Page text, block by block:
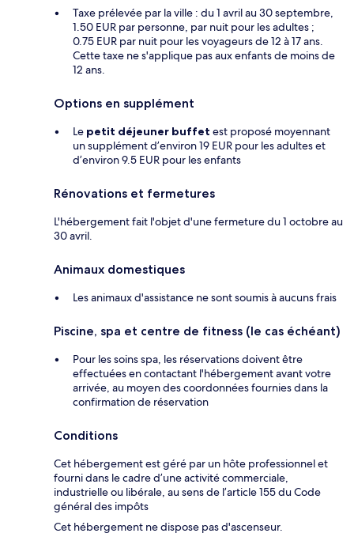
Taxe prélevée par la ville : du 1 avril au 30 septembre,
1.50 EUR par personne, par nuit pour les adultes ;
0.75 EUR par nuit pour les voyageurs de 12 à 17 ans.
Cette taxe ne s'applique pas aux enfants de moins de
12 ans.
Options en supplément
Le petit déjeuner buffet est proposé moyennant
un supplément d’environ 19 EUR pour les adultes et
d’environ 9.5 EUR pour les enfants
Rénovations et fermetures
L'hébergement fait l'objet d'une fermeture du 1 octobre au
30 avril.
Animaux domestiques
Les animaux d'assistance ne sont soumis à aucuns frais
Piscine, spa et centre de fitness (le cas échéant)
Pour les soins spa, les réservations doivent être
effectuées en contactant l'hébergement avant votre
arrivée, au moyen des coordonnées fournies dans la
confirmation de réservation
Conditions
Cet hébergement est géré par un hôte professionnel et
fourni dans le cadre d’une activité commerciale,
industrielle ou libérale, au sens de l’article 155 du Code
général des impôts
Cet hébergement ne dispose pas d'ascenseur.